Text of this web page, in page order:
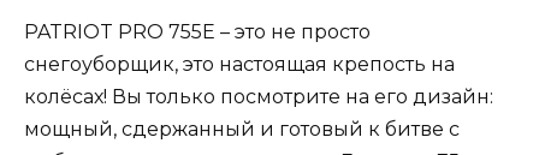
PATRIOT PRO 755E – это не просто
снегоуборщик, это настоящая крепость на
колёсах! Вы только посмотрите на его дизайн:
мощный, сдержанный и готовый к битве с